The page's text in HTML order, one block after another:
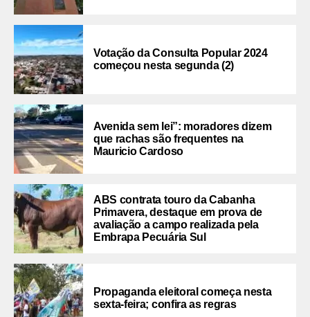
Votação da Consulta Popular 2024
começou nesta segunda (2)
Avenida sem lei”: moradores dizem
que rachas são frequentes na
Mauricio Cardoso
ABS contrata touro da Cabanha
Primavera, destaque em prova de
avaliação a campo realizada pela
Embrapa Pecuária Sul
Propaganda eleitoral começa nesta
sexta-feira; confira as regras